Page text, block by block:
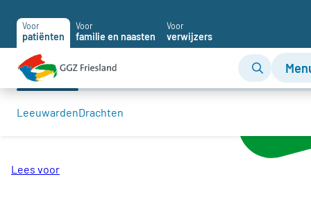
Voor
patiënten
Voor
familie en naasten
Voor
verwijzers
Home Wachttijden
Lees voor
LeeuwardenDrachten